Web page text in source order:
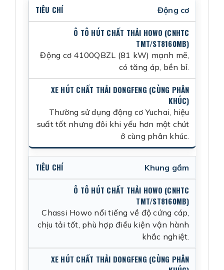
Động cơ
Động cơ 4100QBZL (81 kW) mạnh mẽ,
có tăng áp, bền bỉ.
Thường sử dụng động cơ Yuchai, hiệu
suất tốt nhưng đôi khi yếu hơn một chút
ở cùng phân khúc.
Khung gầm
Chassi Howo nổi tiếng về độ cứng cáp,
chịu tải tốt, phù hợp điều kiện vận hành
khắc nghiệt.